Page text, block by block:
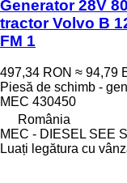
Generator 28V
tractor Volvo B
FM 1
497,34 RON ≈ 94,79
Piesă de schimb -
MEC 430450
România
MEC - DIESEL SEE
Luați legătura cu